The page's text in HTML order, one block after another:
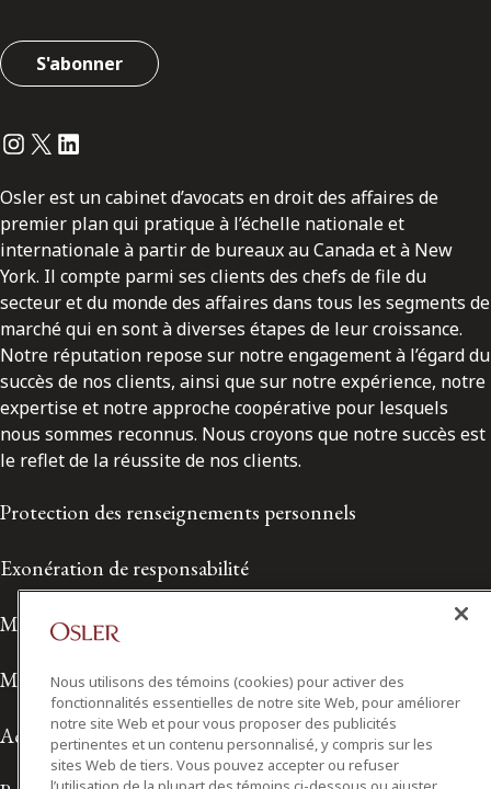
S'abonner
Instagram
Twitter
LinkedIn
Osler est un cabinet d’avocats en droit des affaires de
premier plan qui pratique à l’échelle nationale et
internationale à partir de bureaux au Canada et à New
York. Il compte parmi ses clients des chefs de file du
secteur et du monde des affaires dans tous les segments de
marché qui en sont à diverses étapes de leur croissance.
Notre réputation repose sur notre engagement à l’égard du
succès de nos clients, ainsi que sur notre expérience, notre
expertise et notre approche coopérative pour lesquels
nous sommes reconnus. Nous croyons que notre succès est
le reflet de la réussite de nos clients.
Protection des renseignements personnels
Exonération de responsabilité
Modalités de prestation de services
Modalités d'utilisation
Accessibilité
Nous utilisons des témoins (cookies) pour activer des
fonctionnalités essentielles de notre site Web, pour améliorer
notre site Web et pour vous proposer des publicités
pertinentes et un contenu personnalisé, y compris sur les
sites Web de tiers. Vous pouvez accepter ou refuser